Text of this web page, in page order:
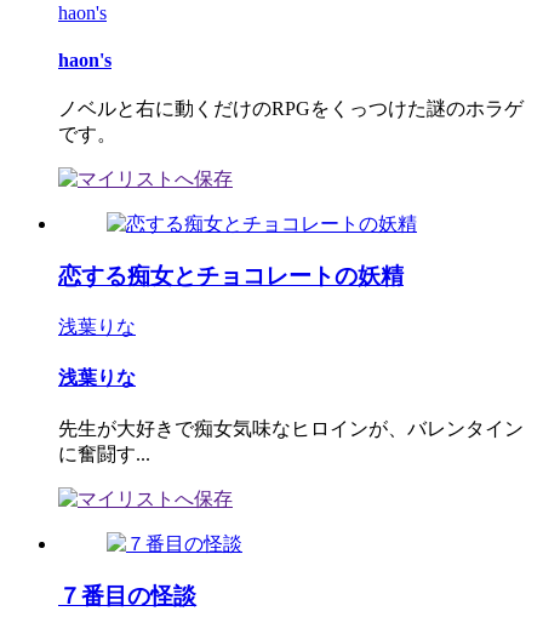
haon's
haon's
ノベルと右に動くだけのRPGをくっつけた謎のホラゲ
です。
恋する痴女とチョコレートの妖精
浅葉りな
浅葉りな
先生が大好きで痴女気味なヒロインが、バレンタイン
に奮闘す...
７番目の怪談